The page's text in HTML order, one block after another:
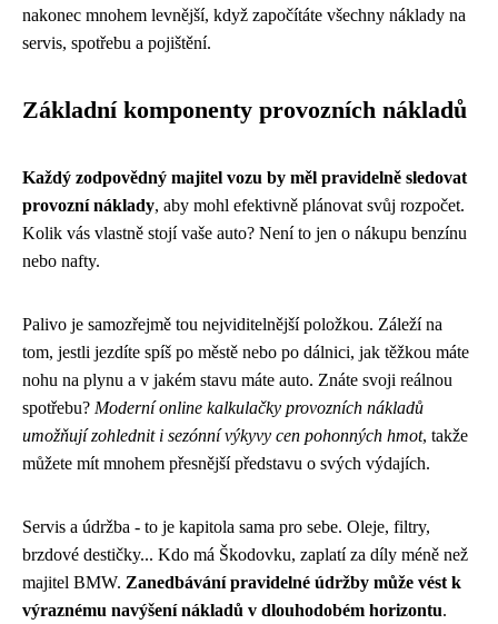
nakonec mnohem levnější, když započítáte všechny náklady na
servis, spotřebu a pojištění.
Základní komponenty provozních nákladů
Každý zodpovědný majitel vozu by měl pravidelně sledovat
provozní náklady, aby mohl efektivně plánovat svůj rozpočet.
Kolik vás vlastně stojí vaše auto? Není to jen o nákupu benzínu
nebo nafty.
Palivo je samozřejmě tou nejviditelnější položkou. Záleží na
tom, jestli jezdíte spíš po městě nebo po dálnici, jak těžkou máte
nohu na plynu a v jakém stavu máte auto. Znáte svoji reálnou
spotřebu? Moderní online kalkulačky provozních nákladů
umožňují zohlednit i sezónní výkyvy cen pohonných hmot, takže
můžete mít mnohem přesnější představu o svých výdajích.
Servis a údržba - to je kapitola sama pro sebe. Oleje, filtry,
brzdové destičky... Kdo má Škodovku, zaplatí za díly méně než
majitel BMW. Zanedbávání pravidelné údržby může vést k
výraznému navýšení nákladů v dlouhodobém horizontu.